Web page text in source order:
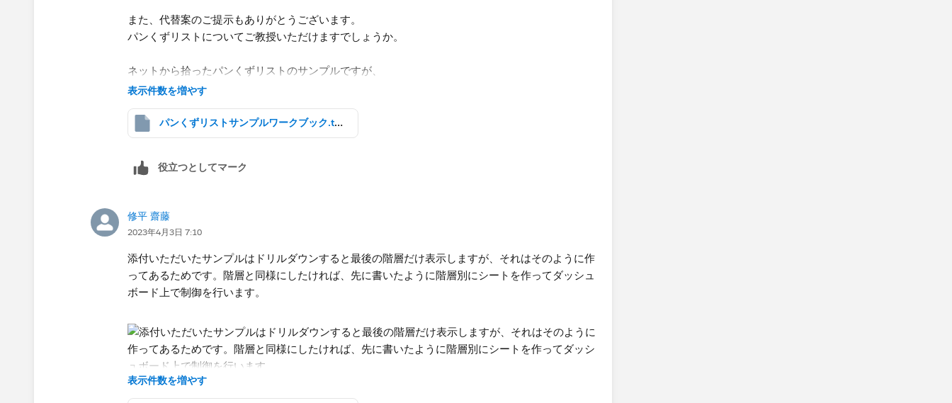
​また、代替案のご提示もありがとうございます。
パンくずリストについてご教授いただけますでしょうか。
ネットから拾ったパンくずリストのサンプルですが、​
階層であれば1階層から2階層へドリルダウンすることで
パンくずリストの場合、2階層目のみの表示となります。​
※By試しという​シートを作成してみましたが、
表示件数を増やす
パンくずリストサンプルワークブック.twbx
役立つとしてマーク
修平 齋藤
2023年4月3日 7:10
添付いただいたサンプルはドリルダウンすると最後の階層だけ表示しますが、それはそのように作
ってあるためです。階層と同様にしたければ、先に書いたように階層別にシートを作ってダッシュ
ボード上で制御を行います。​
表示件数を増やす